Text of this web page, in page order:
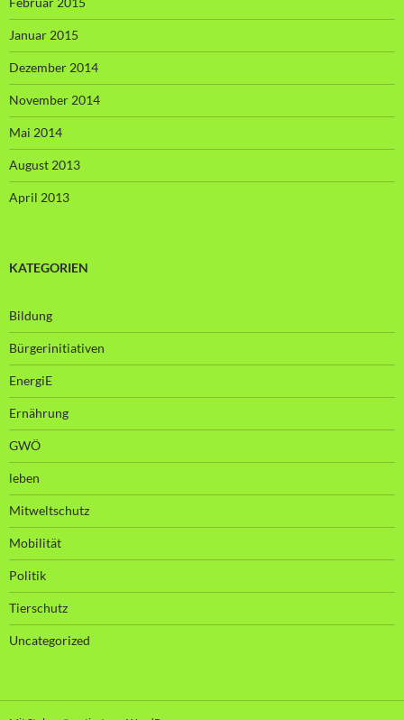
Januar 2015
Dezember 2014
November 2014
Mai 2014
August 2013
April 2013
KATEGORIEN
Bildung
Bürgerinitiativen
EnergiE
Ernährung
GWÖ
leben
Mitweltschutz
Mobilität
Politik
Tierschutz
Uncategorized